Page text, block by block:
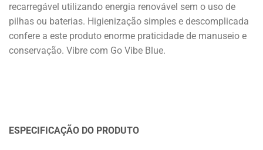
recarregável utilizando energia renovável sem o uso de
pilhas ou baterias. Higienização simples e descomplicada
confere a este produto enorme praticidade de manuseio e
conservação. Vibre com Go Vibe Blue.
ESPECIFICAÇÃO DO PRODUTO